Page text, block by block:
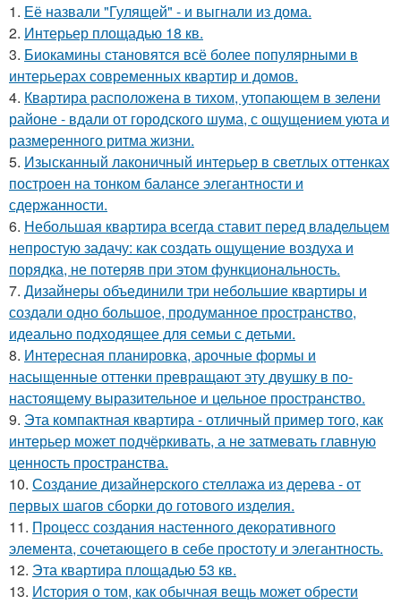
1. Её назвали "Гулящей" - и выгнали из дома.
2. Интерьер площадью 18 кв.
3. Биокамины становятся всё более популярными в
интерьерах современных квартир и домов.
4. Квартира расположена в тихом, утопающем в зелени
районе - вдали от городского шума, с ощущением уюта и
размеренного ритма жизни.
5. Изысканный лаконичный интерьер в светлых оттенках
построен на тонком балансе элегантности и
сдержанности.
6. Небольшая квартира всегда ставит перед владельцем
непростую задачу: как создать ощущение воздуха и
порядка, не потеряв при этом функциональность.
7. Дизайнеры объединили три небольшие квартиры и
создали одно большое, продуманное пространство,
идеально подходящее для семьи с детьми.
8. Интересная планировка, арочные формы и
насыщенные оттенки превращают эту двушку в по-
настоящему выразительное и цельное пространство.
9. Эта компактная квартира - отличный пример того, как
интерьер может подчёркивать, а не затмевать главную
ценность пространства.
10. Создание дизайнерского стеллажа из дерева - от
первых шагов сборки до готового изделия.
11. Процесс создания настенного декоративного
элемента, сочетающего в себе простоту и элегантность.
12. Эта квартира площадью 53 кв.
13. История о том, как обычная вещь может обрести